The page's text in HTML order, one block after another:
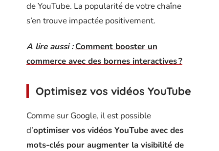
de YouTube. La popularité de votre chaîne
s’en trouve impactée positivement.
A lire aussi : Comment booster un
commerce avec des bornes interactives ?
Optimisez vos vidéos YouTube
Comme sur Google, il est possible
d’optimiser vos vidéos YouTube avec des
mots-clés pour augmenter la visibilité de